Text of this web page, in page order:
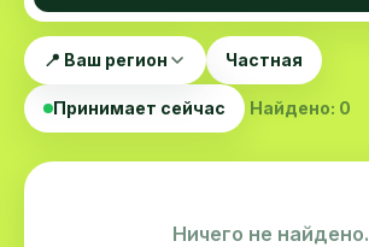
📍 Ваш регион Частная
Принимает сейчас Найдено: 0
Ничего не найдено.